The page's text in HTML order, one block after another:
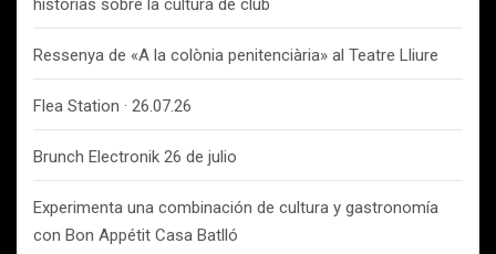
historias sobre la cultura de club
Ressenya de «A la colònia penitenciària» al Teatre Lliure
Flea Station · 26.07.26
Brunch Electronik 26 de julio
Experimenta una combinación de cultura y gastronomía
con Bon Appétit Casa Batlló